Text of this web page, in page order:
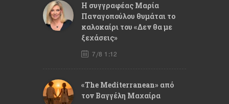
Η συγγραφέας Μαρία
Παναγοπούλου θυμάται το
καλοκαίρι του «Δεν θα με
ξεχάσεις»
7/8 1:12
«The Mediterranean» από
τον Βαγγέλη Μαχαίρα